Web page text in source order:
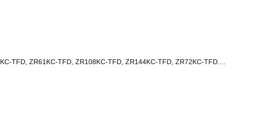
TFD, ZR61KC-TFD, ZR108KC-TFD, ZR144KC-TFD, ZR72KC-TFD....